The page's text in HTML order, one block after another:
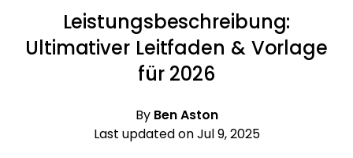
Leistungsbeschreibung:
Ultimativer Leitfaden & Vorlage
für 2026
By Ben Aston
Last updated on Jul 9, 2025